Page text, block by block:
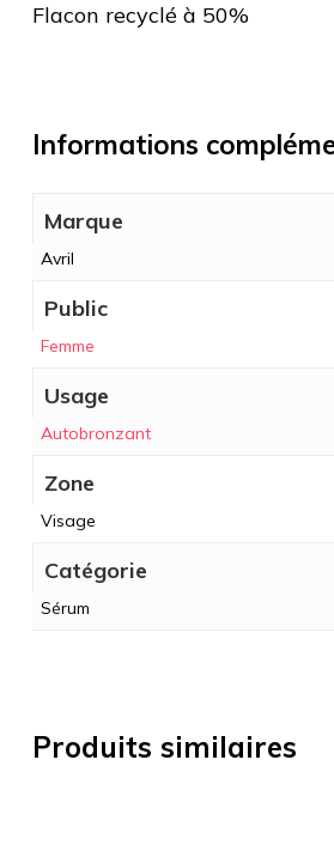
Flacon recyclé à 50%
Informations
Marque
Avril
Public
Femme
Usage
Autobronzant
Zone
Visage
Catégorie
Sérum
Produits similaires